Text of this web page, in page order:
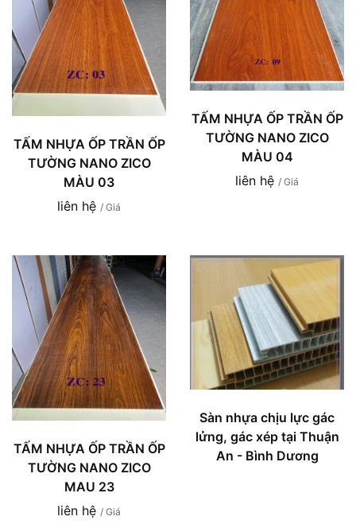
TẤM NHỰA ỐP TRẦN ỐP
TƯỜNG NANO ZICO
MÀU 03
liên hệ / Giá
TẤM NHỰA ỐP TRẦN ỐP
TƯỜNG NANO ZICO
MÀU 04
liên hệ / Giá
TẤM NHỰA ỐP TRẦN ỐP
TƯỜNG NANO ZICO
MAU 23
liên hệ / Giá
Sàn nhựa chịu lực gác
lửng, gác xép tại Thuận
An - Bình Dương